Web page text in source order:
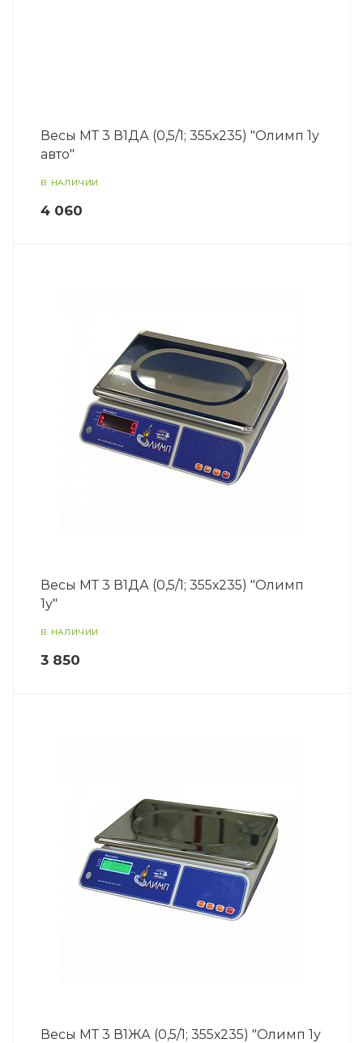
Весы МТ 3 В1ДА (0,5/1; 355х235) "Олимп 1у
авто"
В НАЛИЧИИ
4 060
Весы МТ 3 В1ДА (0,5/1; 355х235) "Олимп
1у"
В НАЛИЧИИ
3 850
Весы МТ 3 В1ЖА (0,5/1; 355х235) "Олимп 1у